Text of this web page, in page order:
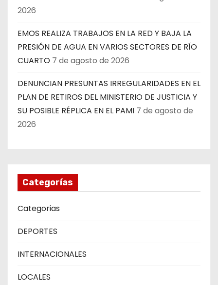
2026
EMOS REALIZA TRABAJOS EN LA RED Y BAJA LA
PRESIÓN DE AGUA EN VARIOS SECTORES DE RÍO
CUARTO 7 de agosto de 2026
DENUNCIAN PRESUNTAS IRREGULARIDADES EN EL
PLAN DE RETIROS DEL MINISTERIO DE JUSTICIA Y
SU POSIBLE RÉPLICA EN EL PAMI 7 de agosto de
2026
Categorías
Categorias
DEPORTES
INTERNACIONALES
LOCALES